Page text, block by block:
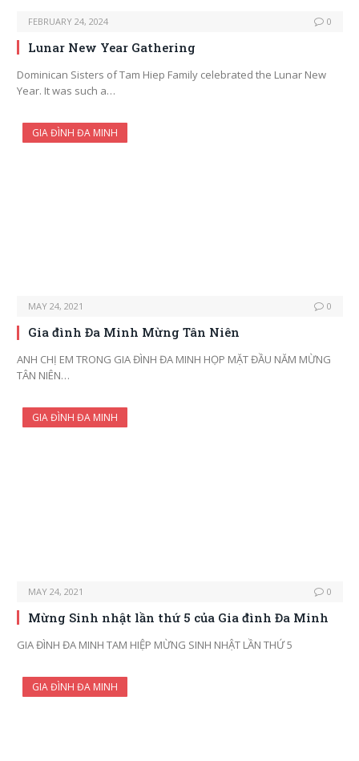
FEBRUARY 24, 2024 0
Lunar New Year Gathering
Dominican Sisters of Tam Hiep Family celebrated the Lunar New
Year. It was such a…
GIA ĐÌNH ĐA MINH
MAY 24, 2021 0
Gia đình Đa Minh Mừng Tân Niên
ANH CHỊ EM TRONG GIA ĐÌNH ĐA MINH HỌP MẶT ĐẦU NĂM MỪNG
TÂN NIÊN…
GIA ĐÌNH ĐA MINH
MAY 24, 2021 0
Mừng Sinh nhật lần thứ 5 của Gia đình Đa Minh
GIA ĐÌNH ĐA MINH TAM HIỆP MỪNG SINH NHẬT LẦN THỨ 5
GIA ĐÌNH ĐA MINH